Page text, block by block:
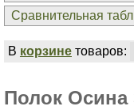
Сравнительная
В корзинетоваров:
Полок Осина